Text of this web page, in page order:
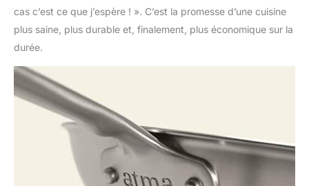
cas c’est ce que j’espère ! ». C’est la promesse d’une cuisine
plus saine, plus durable et, finalement, plus économique sur la
durée.